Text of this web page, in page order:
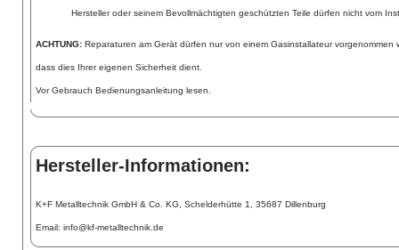
Hersteller oder seinem Bevollmächtigten geschützten Teile dürfen nicht vom
ACHTUNG: Reparaturen am Gerät dürfen nur von einem Gasinstallateur vorgenommen
dass dies Ihrer eigenen Sicherheit dient.
Vor Gebrauch Bedienungsanleitung lesen.
Hersteller-Informationen:
K+F Metalltechnik GmbH & Co. KG, Schelderhütte 1, 35687 Dillenburg
Email: info@kf-metalltechnik.de